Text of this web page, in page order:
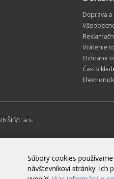
Doprava
Vrátenie
Ochrana
Často
ŠEVT a.s.
Súbory cookies
návštevníkovi stránky. Ich